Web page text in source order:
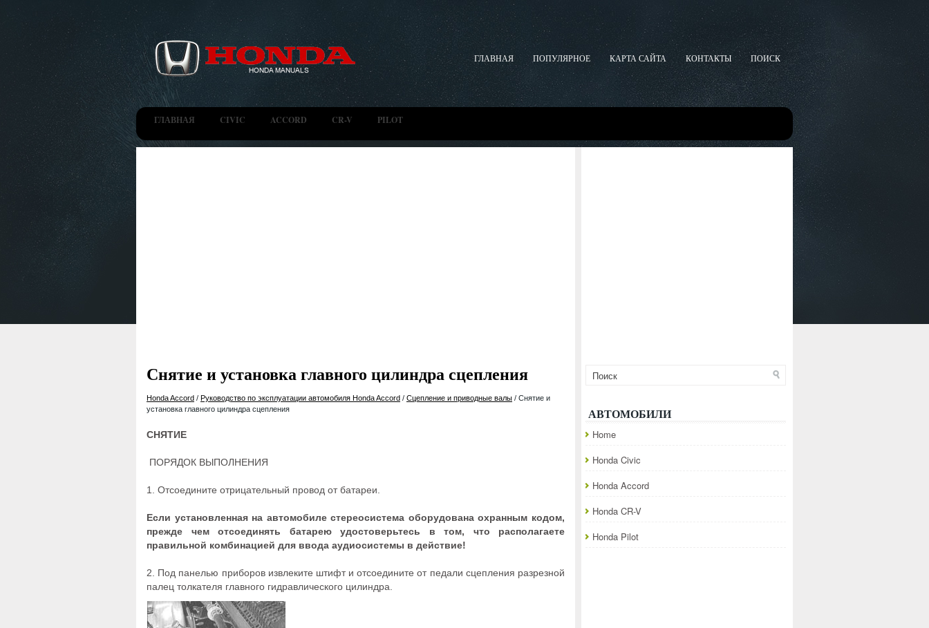
ГЛАВНАЯ ПОПУЛЯРНОЕ КАРТА САЙТА КОНТАКТЫ ПОИСК
ГЛАВНАЯ CIVIC ACCORD CR-V PILOT
Снятие и установка главного цилиндра сцепления
Honda Accord / Руководство по эксплуатации автомобиля Honda Accord / Сцепление и приводные валы / Снятие и
установка главного цилиндра сцепления
СНЯТИЕ
ПОРЯДОК ВЫПОЛНЕНИЯ
1. Отсоедините отрицательный провод от батареи.
Если установленная на автомобиле стереосистема оборудована охранным кодом,
прежде чем отсоединять батарею удостоверьтесь в том, что располагаете
правильной комбинацией для ввода аудиосистемы в действие!
2. Под панелью приборов извлеките штифт и отсоедините от педали сцепления разрезной
палец толкателя главного гидравлического цилиндра.
АВТОМОБИЛИ
Home
Honda Civic
Honda Accord
Honda CR-V
Honda Pilot